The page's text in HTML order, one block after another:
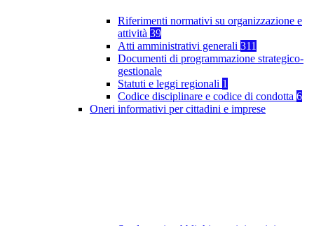
Riferimenti normativi su organizzazione e
attività 39
Atti amministrativi generali 311
Documenti di programmazione strategico-
gestionale
Statuti e leggi regionali 1
Codice disciplinare e codice di condotta 6
Oneri informativi per cittadini e imprese